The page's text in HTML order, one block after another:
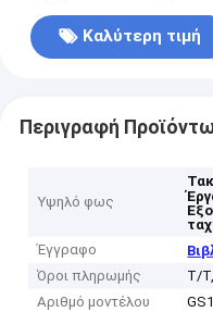
Καλύτερη τιμή
Περιγραφή
Υψηλό φως
Έγγραφο
Όροι πληρωμής
T/
Αριθμό μοντέλου